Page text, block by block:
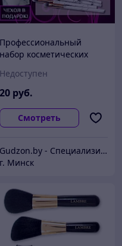
Профессиональный
набор косметических
вечернего макияжа
(кисть для бровей, для
теней, для
Недоступен
20 руб.
Смотреть
Gudzon.by - Специализированный магазин кабелей и адаптеров
г. Минск